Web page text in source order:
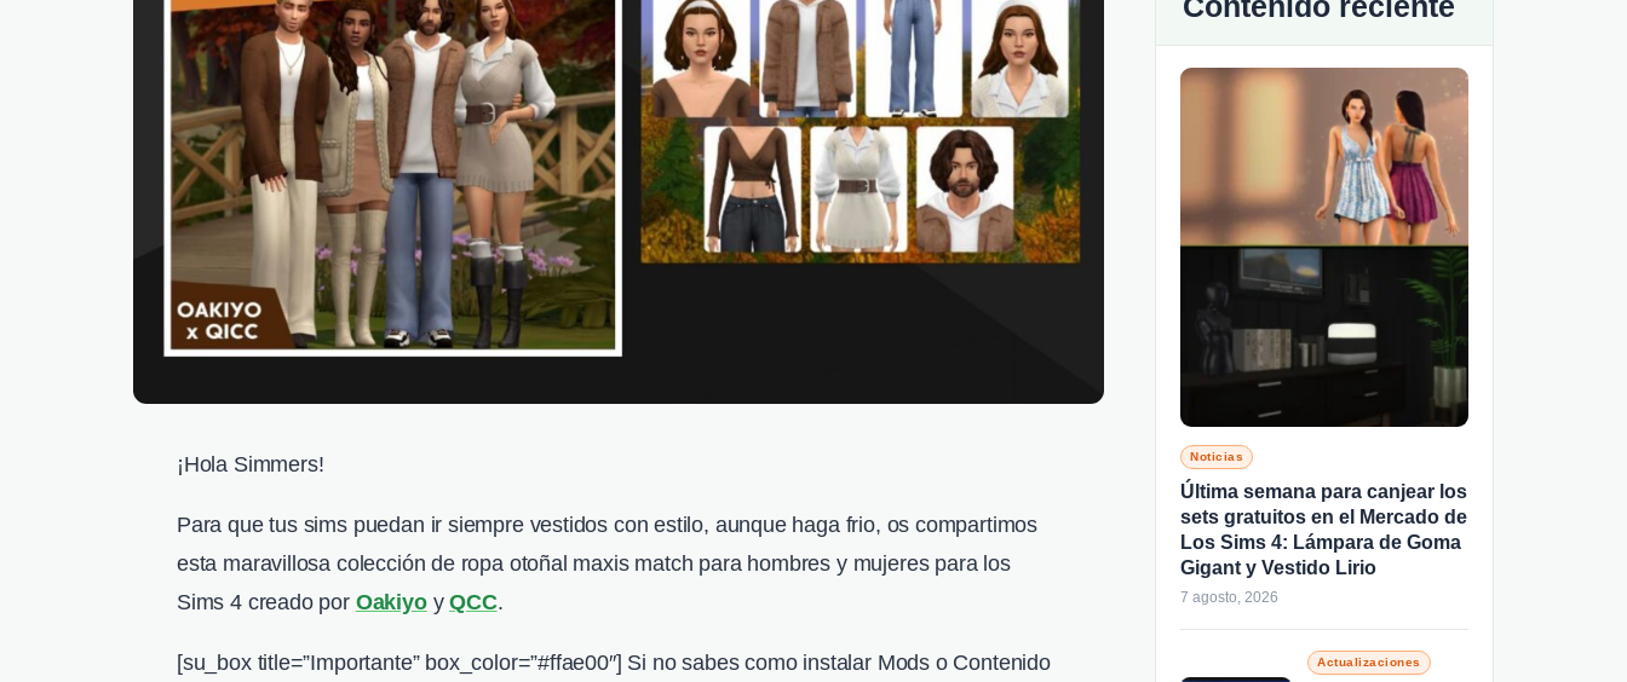
¡Hola Simmers!
Para que tus sims puedan ir siempre vestidos con estilo, aunque haga frio, os compartimos
esta maravillosa colección de ropa otoñal maxis match para hombres y mujeres para los
Sims 4 creado por OakiyoyQCC.
[su_box title=”Importante” box_color=”#ffae00″] Si no sabes como instalar Mods o Contenido
Noticias
Última semana para canjear los
sets gratuitos en el Mercado de
Los Sims 4: Lámpara de Goma
Gigant y Vestido Lirio
7 agosto, 2026
Actualizaciones